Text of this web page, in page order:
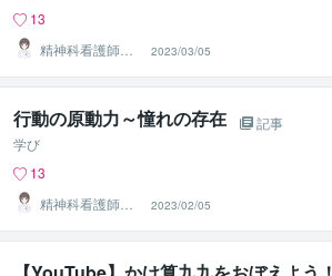
13
精神科看護師き
なこ♡
2023/03/05
行動の原動力～憧れの存在
記事
学び
13
精神科看護師き
なこ♡
2023/02/05